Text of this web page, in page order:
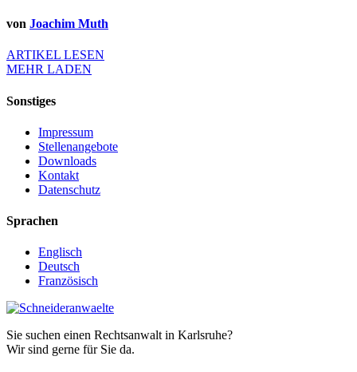
von Joachim Muth
ARTIKEL LESEN
MEHR LADEN
Sonstiges
Impressum
Stellenangebote
Downloads
Kontakt
Datenschutz
Sprachen
Englisch
Deutsch
Französisch
Sie suchen einen Rechtsanwalt in Karlsruhe?
Wir sind gerne für Sie da.